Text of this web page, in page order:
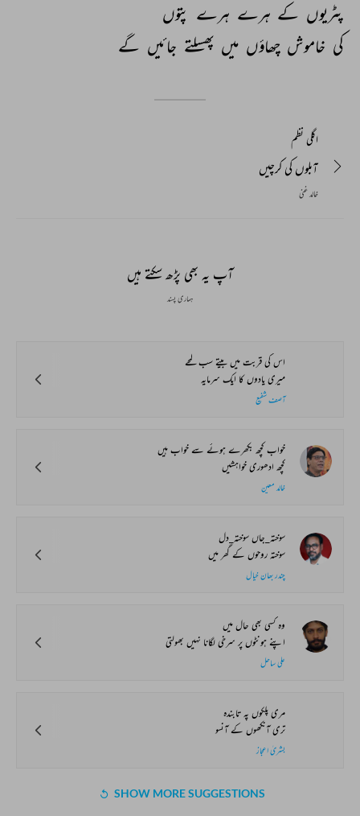
پٹریوں کے ہرے ہرے پتوں
کی خاموش چھاؤں میں پھسلتے جائیں گے
اگلی نظم
آبلوں کی کرچیں
خالد غنی
آپ یہ بھی پڑھ سکتے ہیں
ہماری پسند
اس کی قربت میں بیتے سب لمحے
میری یادوں کا ایک سرمایہ
آصف شفیع
خواب کچھ بکھرے ہوئے سے خواب ہیں
کچھ ادھوری خواہشیں
خالد معین
سوختہ_جاں سوختہ_دل
سوختہ روحوں کے گھر میں
چندر بھان خیال
وہ کسی بھی حال میں
اپنے ہونٹوں پر سرخی لگانا نہیں بھولتی
علی ساحل
مری پلکوں پہ تابندہ
تری آنکھوں کے آنسو
بشریٰ اعجاز
SHOW MORE SUGGESTIONS